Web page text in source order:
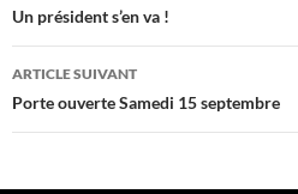
des
articles
Un président s’en va !
ARTICLE SUIVANT
Porte ouverte Samedi 15 septembre